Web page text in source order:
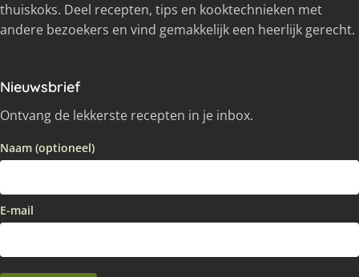
thuiskoks. Deel recepten, tips en kooktechnieken met
andere bezoekers en vind gemakkelijk een heerlijk gerecht.
Nieuwsbrief
Ontvang de lekkerste recepten in je inbox.
Naam (optioneel)
E-mail